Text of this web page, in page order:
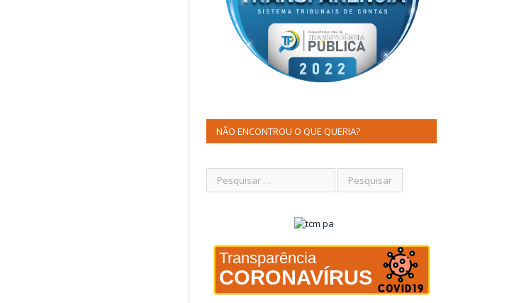
NÃO ENCONTROU O QUE QUERIA?
Transparência
CORONAVÍRUS